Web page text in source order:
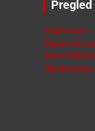
Pregled
Impressum